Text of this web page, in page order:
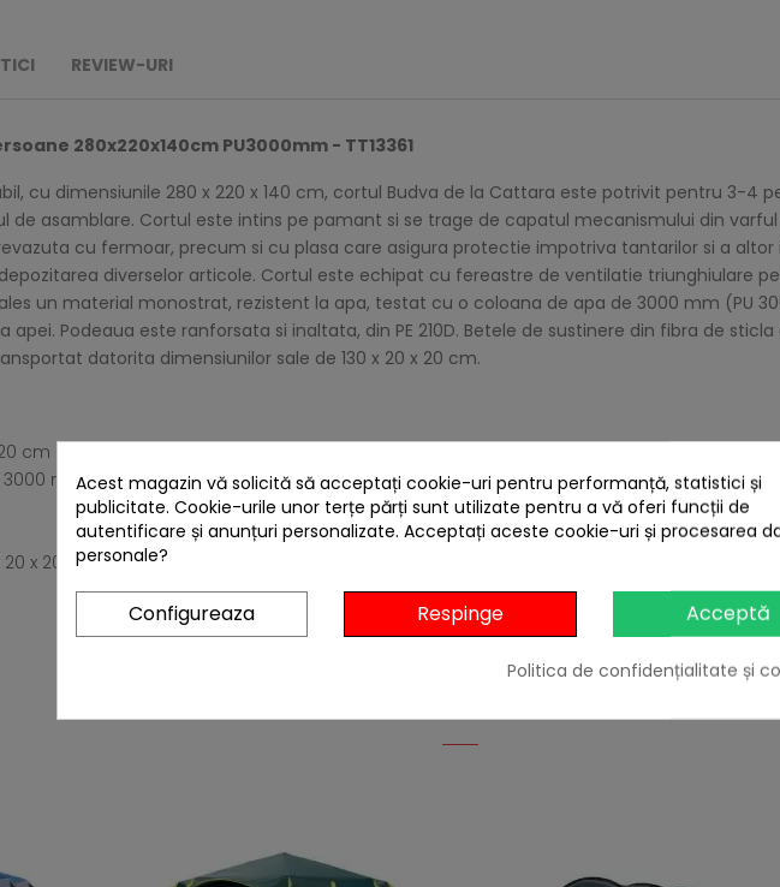
REVIEW-URI
280x220x140cm PU3000mm - TT13361
cu dimensiunile 280 x 220 x 140 cm, cortul Budva de la Cattara este potrivit pentru 3-4
de asamblare. Cortul este intins pe pamant si se trage de capatul mecanismului din
cu fermoar, precum si cu plasa care asigura protectie impotriva tantarilor si a
diverselor articole. Cortul este echipat cu fereastre de ventilatie triunghiulare
un material monostrat, rezistent la apa, testat cu o coloana de apa de 3000 mm (PU
apei. Podeaua este ranforsata si inaltata, din PE 210D. Betele de sustinere din fibra de
datorita dimensiunilor sale de 130 x 20 x 20 cm.
cm
3000 mm
x 20 cm
4 ALTE PRODUSE IN ACEEASI CATEGORIE:
Acest magazin vă solicită să acceptați cookie-uri pentru performanță, statistici și
publicitate. Cookie-urile unor terțe părți sunt utilizate pentru a vă oferi funcții de
autentificare și anunțuri personalizate. Acceptați aceste cookie-uri și procesarea
personale?
Configureaza Respinge Acceptă
Politica de confidențialitate și